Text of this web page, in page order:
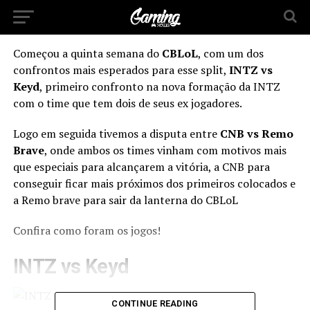
Começou a quinta semana do CBLoL, com um dos
confrontos mais esperados para esse split, INTZ vs
Keyd, primeiro confronto na nova formação da INTZ
com o time que tem dois de seus ex jogadores.
Logo em seguida tivemos a disputa entre CNB vs Remo
Brave, onde ambos os times vinham com motivos mais
que especiais para alcançarem a vitória, a CNB para
conseguir ficar mais próximos dos primeiros colocados e
a Remo brave para sair da lanterna do CBLoL
Confira como foram os jogos!
INTZ vs Keyd
CONTINUE READING